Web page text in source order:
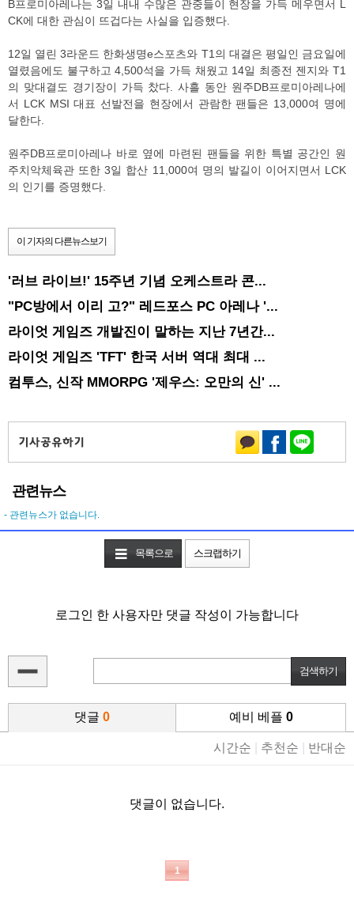
B프로미아레나는 3일 내내 수많은 관중들이 현장을 가득 메우면서 L
CK에 대한 관심이 뜨겁다는 사실을 입증했다.
12일 열린 3라운드 한화생명e스포츠와 T1의 대결은 평일인 금요일에
열렸음에도 불구하고 4,500석을 가득 채웠고 14일 최종전 젠지와 T1
의 맞대결도 경기장이 가득 찼다. 사흘 동안 원주DB프로미아레나에
서 LCK MSI 대표 선발전을 현장에서 관람한 팬들은 13,000여 명에
달한다.
원주DB프로미아레나 바로 옆에 마련된 팬들을 위한 특별 공간인 원
주치악체육관 또한 3일 합산 11,000여 명의 발길이 이어지면서 LCK
의 인기를 증명했다.
이 기자의 다른뉴스보기
'러브 라이브!' 15주년 기념 오케스트라 콘...
"PC방에서 이리 고?" 레드포스 PC 아레나 '...
라이엇 게임즈 개발진이 말하는 지난 7년간...
라이엇 게임즈 'TFT' 한국 서버 역대 최대 ...
컴투스, 신작 MMORPG '제우스: 오만의 신' ...
관련뉴스
- 관련뉴스가 없습니다.
목록으로 스크랩하기
로그인 한 사용자만 댓글 작성이 가능합니다
댓글 0 예비 베플 0
시간순 추천순 반대순
댓글이 없습니다.
1